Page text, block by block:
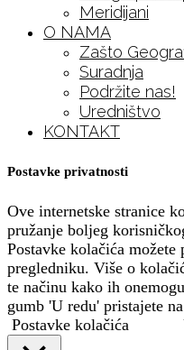
Meridijani
O NAMA
Zašto
Suradnja
Podržite nas!
Uredništvo
KONTAKT
Postavke privatnosti
Ove internetske stranice
pružanje boljeg
Postavke kolačića
pregledniku. Više o
te načinu kako ih
gumb 'U redu' pristajete
Postavke kolačića